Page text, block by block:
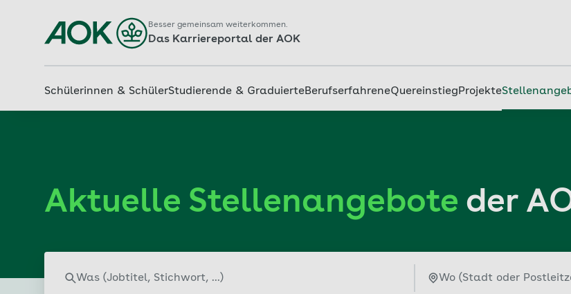
Besser gemeinsam weiterkommen.
Das Karriereportal der AOK
Schülerinnen & SchülerStudierende & GraduierteBerufserfahreneQuereinstiegProjekte
Aktuelle Stellenangebote der
Ort